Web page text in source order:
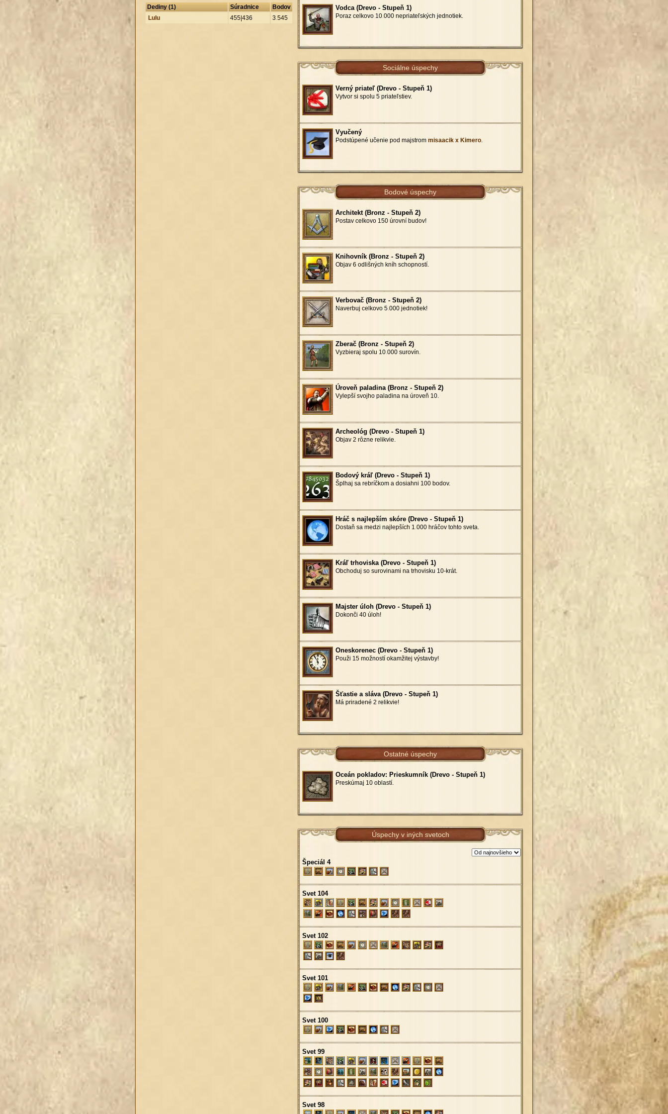
Dediny (1) Súradnice
Bodov
Lulu
455|436 3.545
Vodca (Drevo - Stupeň 1)
Poraz celkovo 10.000 nepriateľských jednotiek.
Sociálne úspechy
Verný priateľ (Drevo - Stupeň 1)
Vytvor si spolu 5 priateľstiev.
Vyučený
Podstúpené učenie pod majstrom misaacik x Kimero.
Bodové úspechy
Architekt (Bronz - Stupeň 2)
Postav celkovo 150 úrovní budov!
Knihovník (Bronz - Stupeň 2)
Objav 6 odlišných kníh schopností.
Verbovač (Bronz - Stupeň 2)
Naverbuj celkovo 5.000 jednotiek!
Zberač (Bronz - Stupeň 2)
Vyzbieraj spolu 10.000 surovín.
Úroveň paladina (Bronz - Stupeň 2)
Vylepší svojho paladina na úroveň 10.
Archeológ (Drevo - Stupeň 1)
Objav 2 rôzne relikvie.
Bodový kráľ (Drevo - Stupeň 1)
Šplhaj sa rebríčkom a dosiahni 100 bodov.
Hráč s najlepším skóre (Drevo - Stupeň 1)
Dostaň sa medzi najlepších 1.000 hráčov tohto sveta.
Kráľ trhoviska (Drevo - Stupeň 1)
Obchoduj so surovinami na trhovisku 10-krát.
Majster úloh (Drevo - Stupeň 1)
Dokonči 40 úloh!
Oneskorenec (Drevo - Stupeň 1)
Použi 15 možností okamžitej výstavby!
Šťastie a sláva (Drevo - Stupeň 1)
Má priradené 2 relikvie!
Ostatné úspechy
Oceán pokladov: Prieskumník (Drevo - Stupeň 1)
Preskúmaj 10 oblastí.
Úspechy v iných svetoch
Špeciál 4
Svet 104
Svet 102
Svet 101
Svet 100
Svet 99
Svet 98